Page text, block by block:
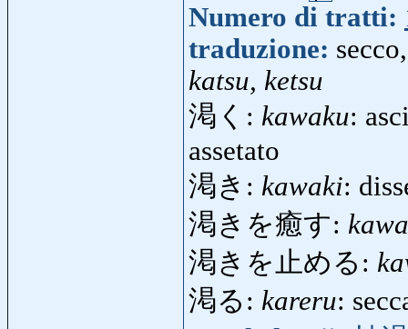
Numero di tratti:
traduzione:
katsu, ketsu
渇く: kawaku:
assetato
渇き: kawaki:
渇きを癒す:
渇きを止める:
渇る: kareru: